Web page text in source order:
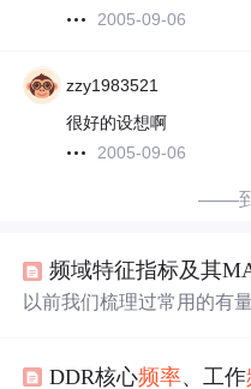
2005-09-06
zzy1983521
很好的设想啊
2005-09-06
——
频域特征指标及其
以前我们梳理过常用的有
的。在故障诊断或者其他
DDR核心频率、工作